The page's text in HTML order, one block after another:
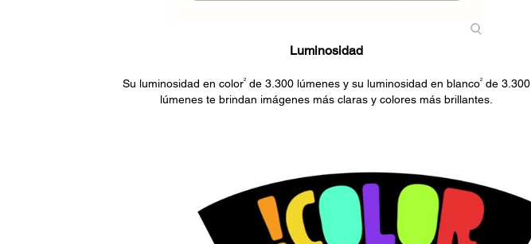
Luminosidad
Su luminosidad en color2de 3.300 lúmenes y su luminosidad en blanco2de 3.300
lúmenes te brindan imágenes más claras y colores más brillantes.